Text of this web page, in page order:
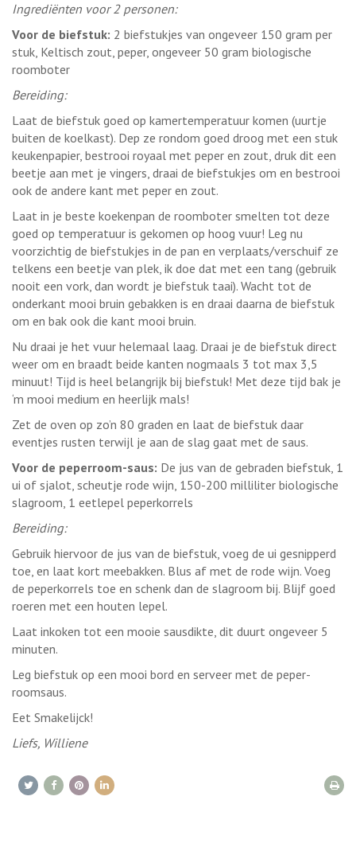
Ingrediënten voor 2 personen:
Voor de biefstuk: 2 biefstukjes van ongeveer 150 gram per
stuk, Keltisch zout, peper, ongeveer 50 gram biologische
roomboter
Bereiding:
Laat de biefstuk goed op kamertemperatuur komen (uurtje
buiten de koelkast). Dep ze rondom goed droog met een stuk
keukenpapier, bestrooi royaal met peper en zout, druk dit een
beetje aan met je vingers, draai de biefstukjes om en bestrooi
ook de andere kant met peper en zout.
Laat in je beste koekenpan de roomboter smelten tot deze
goed op temperatuur is gekomen op hoog vuur! Leg nu
voorzichtig de biefstukjes in de pan en verplaats/verschuif ze
telkens een beetje van plek, ik doe dat met een tang (gebruik
nooit een vork, dan wordt je biefstuk taai). Wacht tot de
onderkant mooi bruin gebakken is en draai daarna de biefstuk
om en bak ook die kant mooi bruin.
Nu draai je het vuur helemaal laag. Draai je de biefstuk direct
weer om en braadt beide kanten nogmaals 3 tot max 3,5
minuut! Tijd is heel belangrijk bij biefstuk! Met deze tijd bak je
‘m mooi medium en heerlijk mals!
Zet de oven op zo’n 80 graden en laat de biefstuk daar
eventjes rusten terwijl je aan de slag gaat met de saus.
Voor de peperroom-saus: De jus van de gebraden biefstuk, 1
ui of sjalot, scheutje rode wijn, 150-200 milliliter biologische
slagroom, 1 eetlepel peperkorrels
Bereiding:
Gebruik hiervoor de jus van de biefstuk, voeg de ui gesnipperd
toe, en laat kort meebakken. Blus af met de rode wijn. Voeg
de peperkorrels toe en schenk dan de slagroom bij. Blijf goed
roeren met een houten lepel.
Laat inkoken tot een mooie sausdikte, dit duurt ongeveer 5
minuten.
Leg biefstuk op een mooi bord en serveer met de peper-
roomsaus.
Eet Smakelijck!
Liefs, Williene